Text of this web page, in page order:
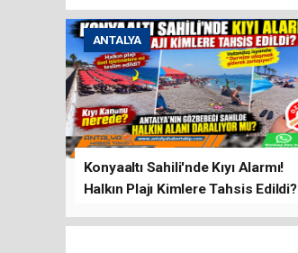
ANTALYA
Konyaaltı Sahili'nde Kıyı Alarmı!
Halkın Plajı Kimlere Tahsis Edildi?